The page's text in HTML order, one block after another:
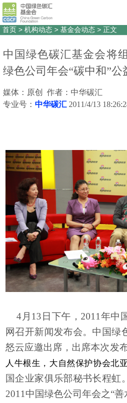
首页 > 机构动态 > 基金会动态 > 正文
中国绿色碳汇基金会将
绿色公司年会“碳中和”公
媒体：原创 作者：中华碳汇
专业号： 中华碳汇 2011/4/13
4 月13日 下午，2011年中
网召开新闻发布会。中国绿
怒云应邀出席，出席本次发
人牛根生，大自然保护协会北
国企业家俱乐部秘书长程虹
2011中国绿色公司年会之“善